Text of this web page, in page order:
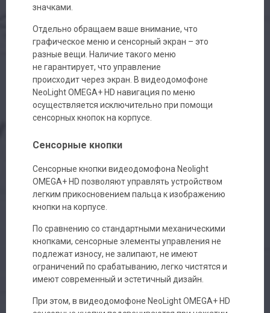
значками.
Отдельно обращаем ваше внимание, что
графическое меню и сенсорный экран – это
разные вещи. Наличие такого меню
не гарантирует, что управление
происходит через экран. В видеодомофоне
NeoLight OMEGA+ HD навигация по меню
осуществляется исключительно при помощи
сенсорных кнопок на корпусе.
Сенсорные кнопки
Сенсорные кнопки видеодомофона Neolight
OMEGA+ HD позволяют управлять устройством
легким прикосновением пальца к изображению
кнопки на корпусе.
По сравнению со стандартными механическими
кнопками, сенсорные элементы управления не
подлежат износу, не залипают, не имеют
ограничений по срабатыванию, легко чистятся и
имеют современный и эстетичный дизайн.
При этом, в видеодомофоне NeoLight OMEGA+ HD